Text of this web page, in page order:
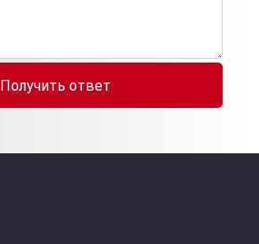
Получить ответ